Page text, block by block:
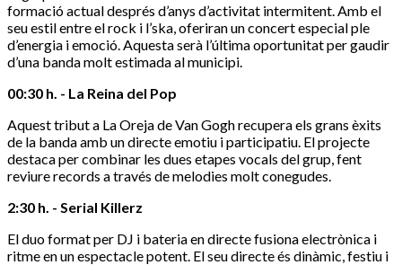
formació actual després d’anys d’activitat intermitent. Amb el
seu estil entre el rock i l’ska, oferiran un concert especial ple
d’energia i emoció. Aquesta serà l’última oportunitat per gaudir
d’una banda molt estimada al municipi.
00:30 h. - La Reina del Pop
Aquest tribut a La Oreja de Van Gogh recupera els grans èxits
de la banda amb un directe emotiu i participatiu. El projecte
destaca per combinar les dues etapes vocals del grup, fent
reviure records a través de melodies molt conegudes.
2:30 h. - Serial Killerz
El duo format per DJ i bateria en directe fusiona electrònica i
ritme en un espectacle potent. El seu directe és dinàmic, festiu i